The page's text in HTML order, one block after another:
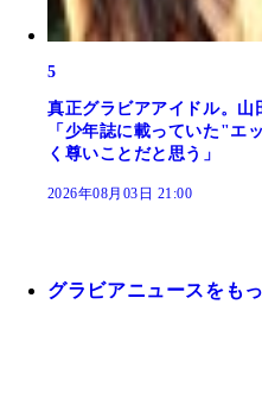
5
真正グラビアアイドル。
「少年誌に載っていた"エ
く尊いことだと思う」
2026年08月03日 21:00
グラビアニュースをも